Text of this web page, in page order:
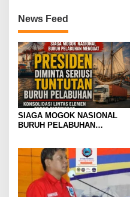
News Feed
SIAGA MOGOK NASIONAL
BURUH PELABUHAN
BURUH PELABUHAN,
KONSOLIDASI LINTAS
ELEMEN DEWAN BURUH
PELABUHAN INDONESIA
TERUS DIPERKUAT